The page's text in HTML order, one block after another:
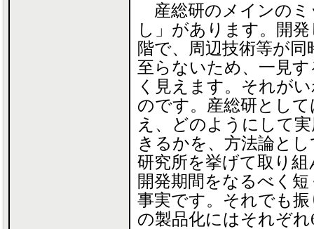
産総研のメインのミ
し」があります。開
階で、周辺技術等が
至らないため、一見
く見えます。それが
のです。産総研とし
え、どのようにして
きるかを、方法論と
研究所を挙げて取り
開発期間をなるべく
事実です。それでも
の製品化にはそれぞ